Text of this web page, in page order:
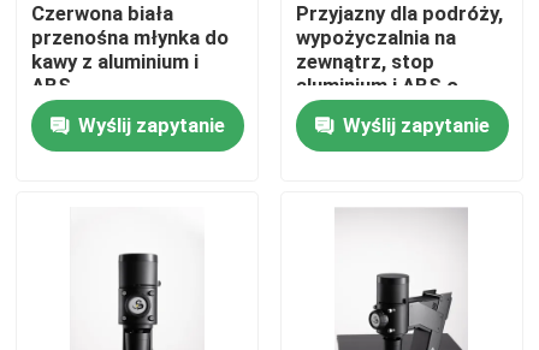
Kontrola jakości
Skontaktuj się z nami
Młynek do kawy
Młynek do kawy z zadziorami
Czerwona biała
przenośna młynka do
kawy z aluminium i
ABS
Wyślij zapytanie
Przyjazny dla podróży,
wypożyczalnia na
zewnątrz, stop
aluminium i ABS o
pojemności 50 g
Wyślij zapytanie